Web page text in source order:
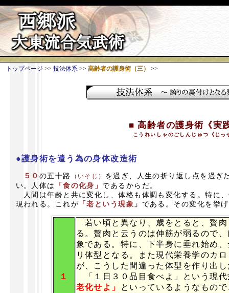
トップページ >> 技法体系 >> 高齢者の護身術（三） >>
■高齢者の護身術《実
こうれいしゃのごしんじゅつ《じっ
●護身術を遣う為の身体改造術
５０ の五十路 （いそじ） を過ぎ、人生の折り返し点を過ぎ
い。人体は
「食の化身」 であるからだ。
人間は年齢と共に変化し、体格も体調も変化する。特に
現われる。これが 「老という現象」 である。その変化を挙
１
若い頃と異なり、歳をとると、贅肉
る。贅肉と云うのは伸筋が弱るので
象である。特に、下半身に垂れ始め
リ体型となる。また現代栄養学のカ
が、こうした間違った体型を作り出
「１日３０品目食べよ」という現
老化せよ」
といっているようなもの